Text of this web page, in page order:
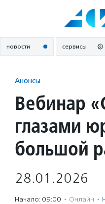
новости сервисы
Анонсы
Вебинар
глазами
большой
28.01.2026
Начало: 09:00 · Онлайн ·